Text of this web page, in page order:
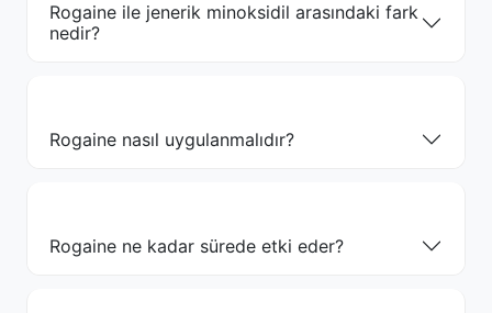
Rogaine ile jenerik minoksidil arasındaki fark
nedir?
Rogaine nasıl uygulanmalıdır?
Rogaine ne kadar sürede etki eder?